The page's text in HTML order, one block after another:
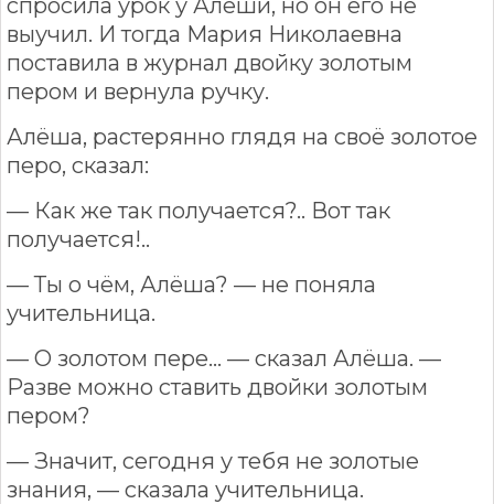
спросила урок у Алёши, но он его не
выучил. И тогда Мария Николаевна
поставила в журнал двойку золотым
пером и вернула ручку.
Алёша, растерянно глядя на своё золотое
перо, сказал:
— Как же так получается?.. Вот так
получается!..
— Ты о чём, Алёша? — не поняла
учительница.
— О золотом пере… — сказал Алёша. —
Разве можно ставить двойки золотым
пером?
— Значит, сегодня у тебя не золотые
знания, — сказала учительница.